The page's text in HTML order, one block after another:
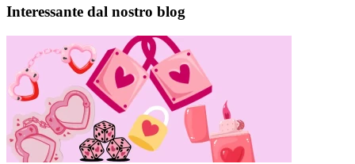
Interessante dal nostro blog